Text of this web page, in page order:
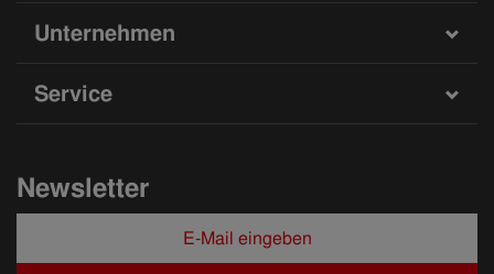
Unternehmen
Service
Newsletter